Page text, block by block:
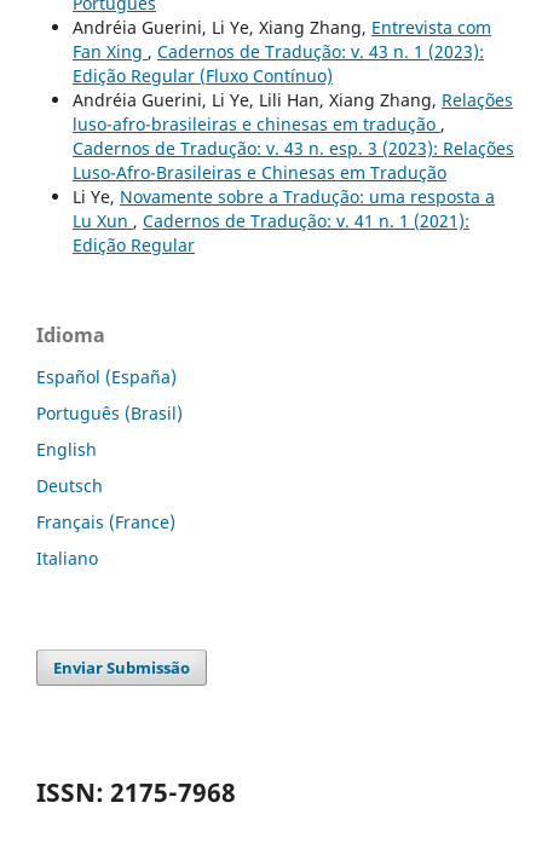
Andréia Guerini, Li Ye, Xiang Zhang, Entrevista com
Fan Xing , Cadernos de Tradução: v. 43 n. 1 (2023):
Edição Regular (Fluxo Contínuo)
Andréia Guerini, Li Ye, Lili Han, Xiang Zhang, Relações
luso-afro-brasileiras e chinesas em tradução ,
Cadernos de Tradução: v. 43 n. esp. 3 (2023): Relações
Luso-Afro-Brasileiras e Chinesas em Tradução
Li Ye, Novamente sobre a Tradução: uma resposta a
Lu Xun , Cadernos de Tradução: v. 41 n. 1 (2021):
Edição Regular
Idioma
Español (España)
Português (Brasil)
English
Deutsch
Français (France)
Italiano
Enviar Submissão
ISSN: 2175-7968